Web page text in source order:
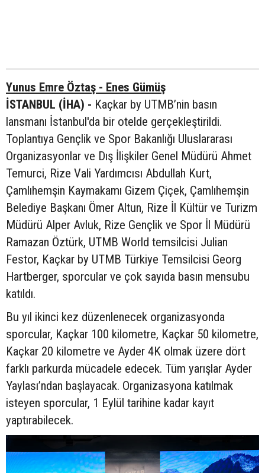
Yunus Emre Öztaş - Enes Gümüş
İSTANBUL (İHA) - Kaçkar by UTMB’nin basın
lansmanı İstanbul'da bir otelde gerçekleştirildi.
Toplantıya Gençlik ve Spor Bakanlığı Uluslararası
Organizasyonlar ve Dış İlişkiler Genel Müdürü Ahmet
Temurci, Rize Vali Yardımcısı Abdullah Kurt,
Çamlıhemşin Kaymakamı Gizem Çiçek, Çamlıhemşin
Belediye Başkanı Ömer Altun, Rize İl Kültür ve Turizm
Müdürü Alper Avluk, Rize Gençlik ve Spor İl Müdürü
Ramazan Öztürk, UTMB World temsilcisi Julian
Festor, Kaçkar by UTMB Türkiye Temsilcisi Georg
Hartberger, sporcular ve çok sayıda basın mensubu
katıldı.
Bu yıl ikinci kez düzenlenecek organizasyonda
sporcular, Kaçkar 100 kilometre, Kaçkar 50 kilometre,
Kaçkar 20 kilometre ve Ayder 4K olmak üzere dört
farklı parkurda mücadele edecek. Tüm yarışlar Ayder
Yaylası’ndan başlayacak. Organizasyona katılmak
isteyen sporcular, 1 Eylül tarihine kadar kayıt
yaptırabilecek.